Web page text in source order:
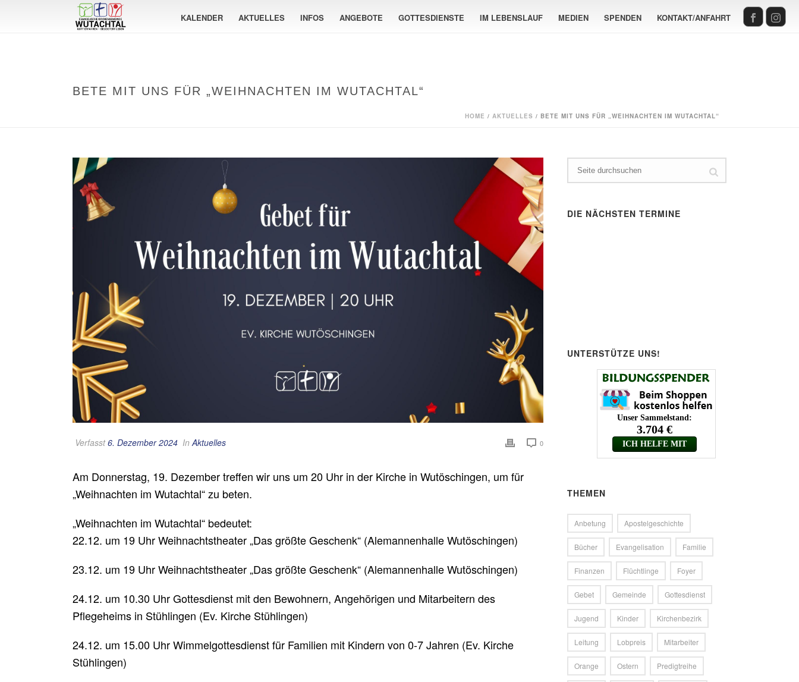
KALENDER AKTUELLES INFOS ANGEBOTE GOTTESDIENSTE IM LEBENSLAUF MEDIEN SPENDEN KONTAKT/ANFAHRT
BETE MIT UNS FÜR „WEIHNACHTEN IM WUTACHTAL“
HOME / AKTUELLES / BETE MIT UNS FÜR „WEIHNACHTEN IM WUTACHTAL“
Verfasst6. Dezember 2024 In Aktuelles 0
Am Donnerstag, 19. Dezember treffen wir uns um 20 Uhr in der Kirche in Wutöschingen, um für
„Weihnachten im Wutachtal“ zu beten.
„Weihnachten im Wutachtal“ bedeutet:
22.12. um 19 Uhr Weihnachtstheater „Das größte Geschenk“ (Alemannenhalle Wutöschingen)
23.12. um 19 Uhr Weihnachtstheater „Das größte Geschenk“ (Alemannenhalle Wutöschingen)
24.12. um 10.30 Uhr Gottesdienst mit den Bewohnern, Angehörigen und Mitarbeitern des
Pflegeheims in Stühlingen (Ev. Kirche Stühlingen)
24.12. um 15.00 Uhr Wimmelgottesdienst für Familien mit Kindern von 0-7 Jahren (Ev. Kirche
Stühlingen)
DIE NÄCHSTEN TERMINE
UNTERSTÜTZE UNS!
THEMEN
Anbetung Apostelgeschichte
Bücher Evangelisation Familie
Finanzen Flüchtlinge Foyer
Gebet Gemeinde Gottesdienst
Jugend Kinder Kirchenbezirk
Leitung Lobpreis Mitarbeiter
Orange Ostern Predigtreihe